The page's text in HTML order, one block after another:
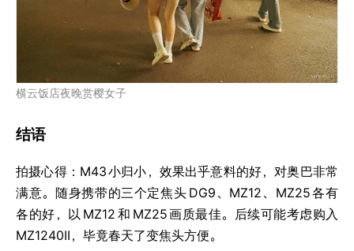
横云饭店夜晚赏樱女子
结语
拍摄心得：M43小归小，效果出乎意料的好，对奥巴非常
满意。随身携带的三个定焦头 DG9、MZ12、MZ25各有
各的好，以 MZ12 和 MZ25画质最佳。后续可能考虑购入
MZ1240II，毕竟春天了变焦头方便。